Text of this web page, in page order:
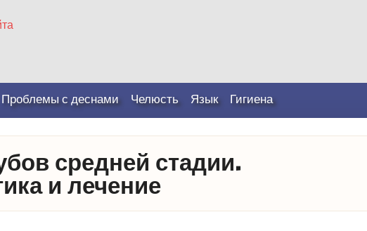
Проблемы с деснами Челюсть Язык Гигиена
средней стадии.
и лечение